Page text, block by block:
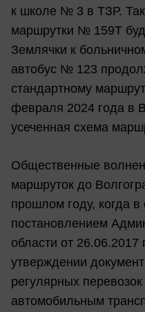
к школе № 3 в ТЗР.
маршрутки № 159Т
Землячки к
автобус № 123
стандартному
февраля 2024 года в
усеченная схема
Общественные
маршруток до
прошлом году, когда в
постановлением
области от
утверждении
регулярных
автомобильным